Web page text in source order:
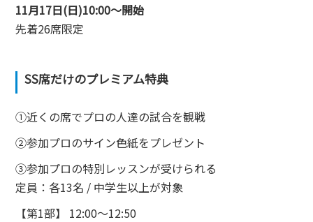
11月17日(日)10:00〜開始
先着26席限定
SS席だけのプレミアム特典
①近くの席でプロの人達の試合を観戦
②参加プロのサイン色紙をプレゼント
③参加プロの特別レッスンが受けられる
定員：各13名 / 中学生以上が対象
【第1部】 12:00〜12:50